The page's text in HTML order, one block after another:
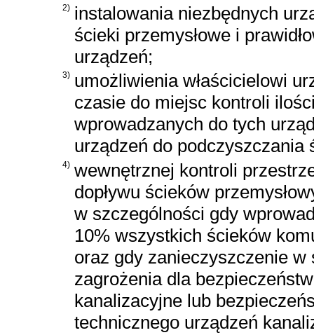
2) instalowania niezbędnych
ścieki przemysłowe i
urządzeń;
3) umożliwienia właścicielowi
czasie do miejsc kontroli
wprowadzanych do tych
urządzeń do podczyszczania
4) wewnętrznej kontroli
dopływu ścieków
w szczególności gdy
10% wszystkich ścieków
oraz gdy zanieczyszczenie
zagrożenia dla
kanalizacyjne lub
technicznego urządzeń